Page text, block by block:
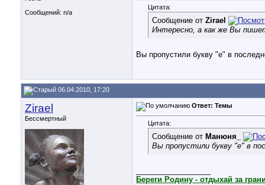
Сообщений: n/a
Цитата:
Сообщение от Zirael
Интересно, а как же Вы
Вы пропустили букву "е" в
06.04.2010, 17:20
Zirael
Бессмертный
Ответ: Темы
Цитата:
Сообщение от Манюня_
Вы пропустили букву "е" в
Береги Родину - отдыхай за